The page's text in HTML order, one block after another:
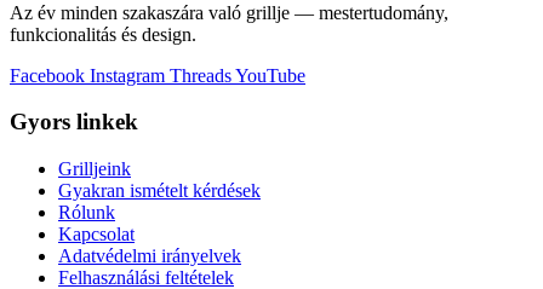
Az év minden szakaszára való grillje — mestertudomány,
funkcionalitás és design.
Facebook Instagram ThreadsYouTube
Gyors linkek
Grilljeink
Gyakran ismételt kérdések
Rólunk
Kapcsolat
Adatvédelmi irányelvek
Felhasználási feltételek